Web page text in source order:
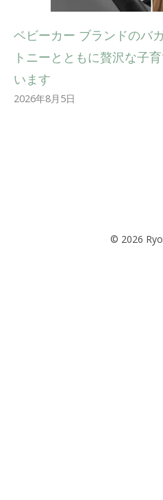
ベビーカー ブランドのバ
トニーとともに贅沢な子
います
2026年8月5日
© 2026